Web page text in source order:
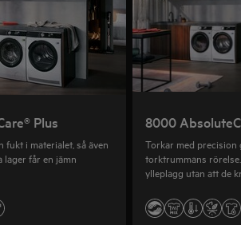
Plus
i materialet, så även
lager får en jämn
8000
Torkar med
torktrummans
ylleplagg utan att de